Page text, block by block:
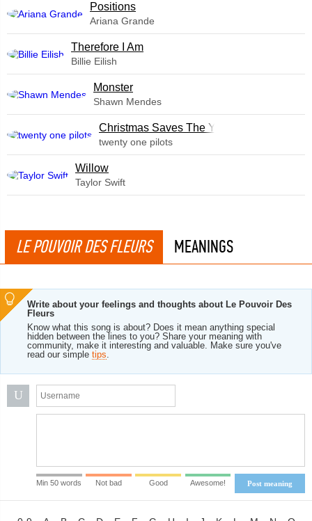
​Positions
Ariana Grande
Therefore I Am
Billie Eilish
Monster
Shawn Mendes
Christmas Saves The Year
twenty one pilots
Willow
Taylor Swift
LE POUVOIR DES FLEURS MEANINGS
Write about your feelings and thoughts about Le Pouvoir Des
Fleurs
Know what this song is about? Does it mean anything special
hidden between the lines to you? Share your meaning with
community, make it interesting and valuable. Make sure you've
read our simple tips.
U
Post meaning
Min 50 words Not bad Good Awesome!